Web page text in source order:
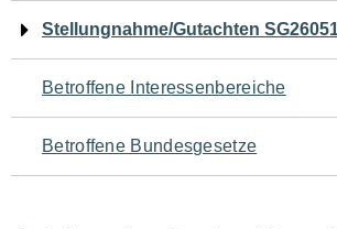
Navigation
für
den
Seiteninhalt
Stellungnahme/Gutachten
Betroffene Interessenbereiche
Betroffene Bundesgesetze